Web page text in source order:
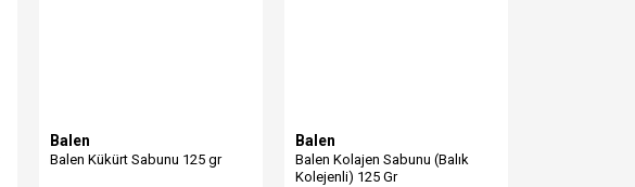
Balen
Balen Kükürt Sabunu 125 gr
Balen
Balen Kolajen Sabunu (Balık
Kolejenli) 125 Gr